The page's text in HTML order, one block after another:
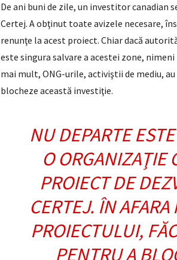
De ani buni de zile, un investitor canadian
Certej. A obţinut toate avizele necesare,
renunţe la acest proiect. Chiar dacă
este singura salvare a acestei zone,
mai mult, ONG-urile, activiştii de mediu,
blocheze această investiţie.
NU DEPARTE ESTE
O ORGANIZAŢIE
PROIECT DE
CERTEJ. ÎN
PROIECTULUI,
PENTRU A